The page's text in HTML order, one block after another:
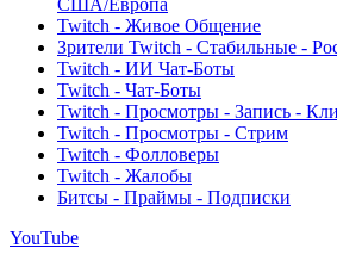
США/Европа
Twitch - Живое Общение
Зрители Twitch - Стабильные -
Twitch - ИИ Чат-Боты
Twitch - Чат-Боты
Twitch - Просмотры - Запись -
Twitch - Просмотры - Стрим
Twitch - Фолловеры
Twitch - Жалобы
Битсы - Праймы - Подписки
YouTube